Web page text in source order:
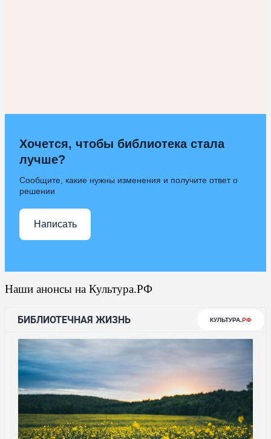
Хочется, чтобы библиотека стала
лучше?
Сообщите, какие нужны изменения и получите ответ о
решении
Написать
Наши анонсы на Культура.РФ